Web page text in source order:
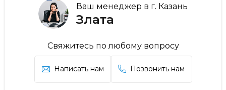
Ваш менеджер в г. Казань
Злата
Свяжитесь по любому вопросу
Написать нам Позвонить нам